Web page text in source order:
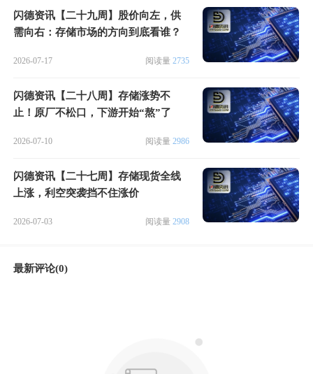
闪德资讯【二十九周】股价向左，供
需向右：存储市场的方向到底看谁？
2026-07-17 阅读量 2735
闪德资讯【二十八周】存储涨势不
止！原厂不松口，下游开始“熬”了
2026-07-10 阅读量 2986
闪德资讯【二十七周】存储现货全线
上涨，利空突袭挡不住涨价
2026-07-03 阅读量 2908
最新评论(0)